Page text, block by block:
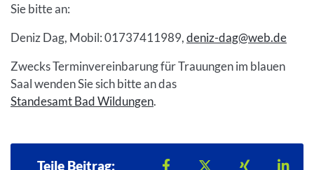
Sie bitte an:
Deniz Dag, Mobil: 01737411989,deniz-dag@web.de
Zwecks Terminvereinbarung für Trauungen im blauen
Saal wenden Sie sich bitte an das
Standesamt Bad Wildungen.
Teile Beitrag: Teilen auf Facebook
Teilen auf X
Teilen auf